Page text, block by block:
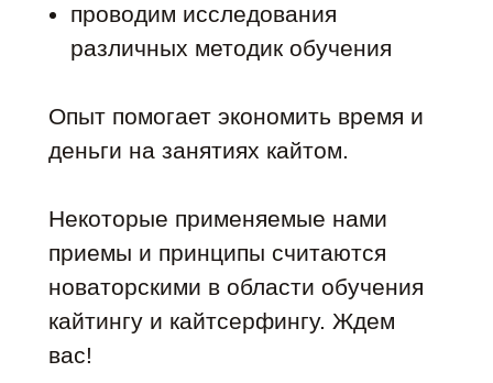
проводим исследования
различных методик обучения
Опыт помогает экономить время и
деньги на занятиях кайтом.
Некоторые применяемые нами
приемы и принципы считаются
новаторскими в области обучения
кайтингу и кайтсерфингу. Ждем
вас!